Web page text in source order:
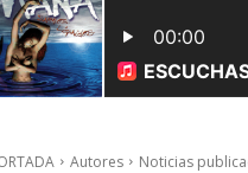
Autores Noticias